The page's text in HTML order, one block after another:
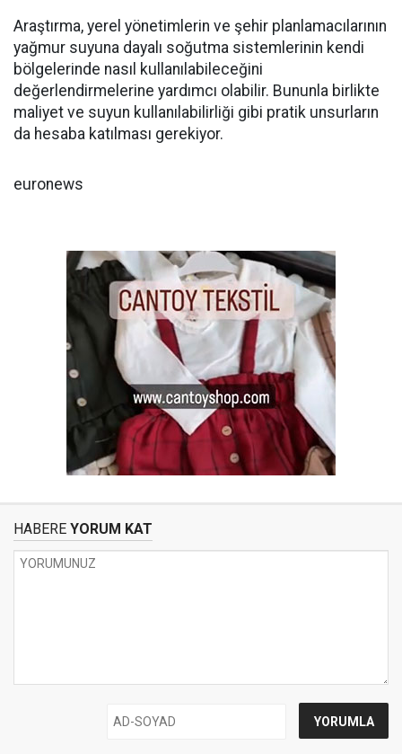
Araştırma, yerel yönetimlerin ve şehir planlamacılarının
yağmur suyuna dayalı soğutma sistemlerinin kendi
bölgelerinde nasıl kullanılabileceğini
değerlendirmelerine yardımcı olabilir. Bununla birlikte
maliyet ve suyun kullanılabilirliği gibi pratik unsurların
da hesaba katılması gerekiyor.
euronews
HABERE YORUM KAT